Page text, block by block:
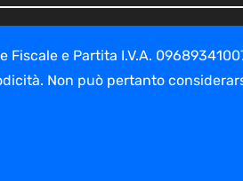
Fiscale e Partita I.V.A.
Non può pertanto